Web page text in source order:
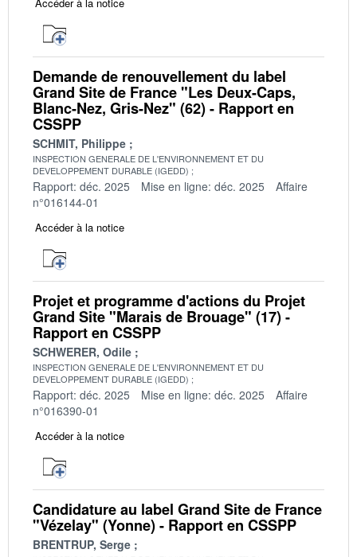
Demande de renouvellement du label
Grand Site de France "Les Deux-Caps,
Blanc-Nez, Gris-Nez" (62) - Rapport en
CSSPP
SCHMIT, Philippe
INSPECTION GENERALE DE L'ENVIRONNEMENT ET DU
DEVELOPPEMENT DURABLE (IGEDD)
Rapport: déc. 2025 Mise en ligne: déc. 2025
Affaire
n°016144-01
Accéder à la notice
Projet et programme d'actions du Projet
Grand Site "Marais de Brouage" (17) -
Rapport en CSSPP
SCHWERER, Odile
INSPECTION GENERALE DE L'ENVIRONNEMENT ET DU
DEVELOPPEMENT DURABLE (IGEDD)
Rapport: déc. 2025 Mise en ligne: déc. 2025
Affaire
n°016390-01
Accéder à la notice
Candidature au label Grand Site de France
"Vézelay" (Yonne) - Rapport en CSSPP
BRENTRUP, Serge